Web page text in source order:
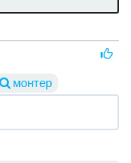
монтер